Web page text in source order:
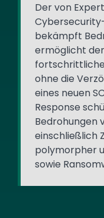
Der von
bekämpft
ermöglicht
ohne die
eines neuen
Response
Bedrohungen
einschließlich
polymorpher
sowie